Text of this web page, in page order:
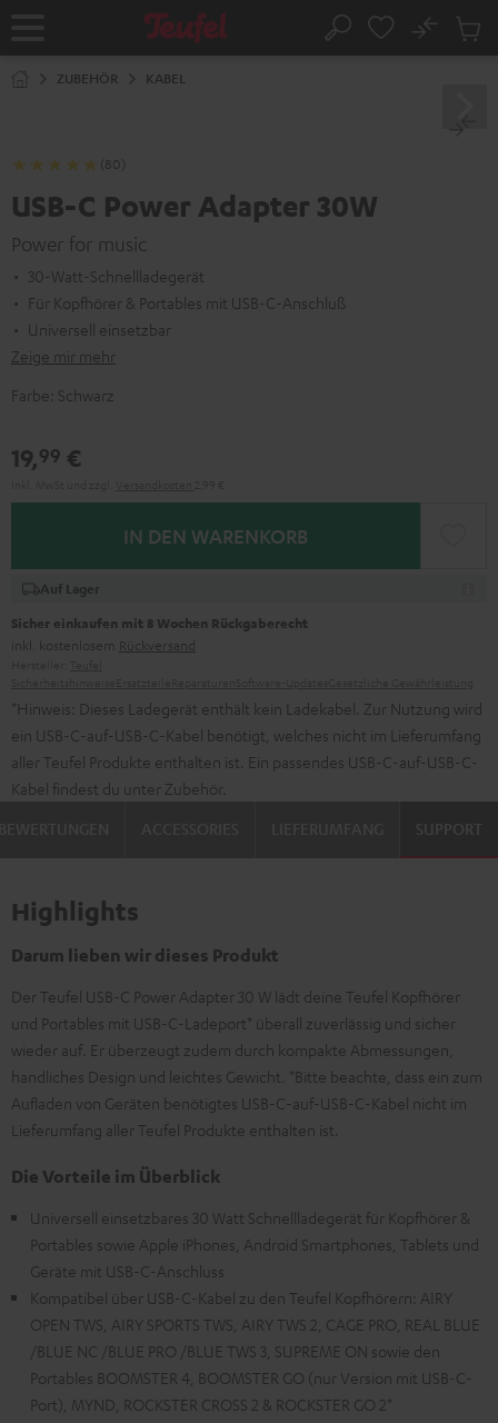
Startseite Suche
No
ZUBEHÖR KABEL
(80)
USB-C Power Adapter 30W
Power for music
30-Watt-Schnellladegerät
Für Kopfhörer & Portables mit USB-C-Anschluß
Universell einsetzbar
Zeige mir mehr
Farbe: Schwarz
19,99 €
IN DEN WARENKORB
Auf Lager
Sicher einkaufen mit 8 Wochen Rückgaberecht
inkl. kostenlosem Rückversand
*Hinweis: Dieses Ladegerät enthält kein Ladekabel. Zur Nutzung wird
ein USB-C-auf-USB-C-Kabel benötigt, welches nicht im Lieferumfang
aller Teufel Produkte enthalten ist. Ein passendes USB-C-auf-USB-C-
Kabel findest du unter Zubehör.
SUPPORT
Highlights
Darum lieben wir dieses Produkt
Der Teufel USB-C Power Adapter 30 W lädt deine Teufel Kopfhörer
und Portables mit USB-C-Ladeport* überall zuverlässig und sicher
wieder auf. Er überzeugt zudem durch kompakte Abmessungen,
handliches Design und leichtes Gewicht. *Bitte beachte, dass ein zum
Aufladen von Geräten benötigtes USB-C-auf-USB-C-Kabel nicht im
Lieferumfang aller Teufel Produkte enthalten ist.
Die Vorteile im Überblick
Universell einsetzbares 30 Watt Schnellladegerät für Kopfhörer &
Portables sowie Apple iPhones, Android Smartphones, Tablets und
Geräte mit USB-C-Anschluss
Kompatibel über USB-C-Kabel zu den Teufel Kopfhörern: AIRY
OPEN TWS, AIRY SPORTS TWS, AIRY TWS 2, CAGE PRO, REAL BLUE
/BLUE NC /BLUE PRO /BLUE TWS 3, SUPREME ON sowie den
Portables BOOMSTER 4, BOOMSTER GO (nur Version mit USB-C-
Port), MYND, ROCKSTER CROSS 2 & ROCKSTER GO 2*